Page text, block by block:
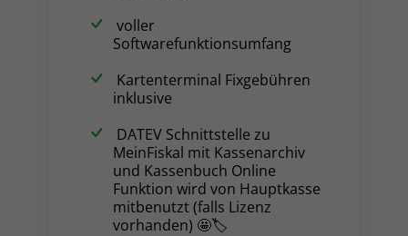
voller
Softwarefunktionsumfang
Kartenterminal Fixgebühren
inklusive
DATEV Schnittstelle zu
MeinFiskal mit Kassenarchiv
und Kassenbuch Online
Funktion wird von Hauptkasse
mitbenutzt (falls Lizenz
vorhanden) 🤩🏷️